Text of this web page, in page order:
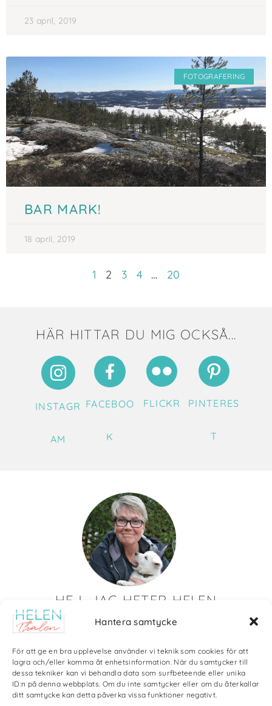
Hantera samtycke
För att ge en bra upplevelse använder vi teknik som cookies för att
lagra och/eller komma åt enhetsinformation. När du samtycker till
dessa tekniker kan vi behandla data som surfbeteende eller unika
ID:n på denna webbplats. Om du inte samtycker eller om du återkallar
ditt samtycke kan detta påverka vissa funktioner negativt.
23 april, 2019
FOTOGRAFERING
BAR MARK!
18 april, 2019
1 2 3 4 … 20
HÄR HITTAR DU MIG OCKSÅ...
INSTAGR
AM
FACEBOO
K
FLICKR PINTERES
T
HEJ, JAG HETER HELEN
Det är så roligt att du hittat till mig!
Här visar jag saker som jag skapat av olika slag. Just nu
blir det mycket fotografier och många bilder visar min
kärlek till naturen och min vackra hund. Men också lite
annat pyssel och kreativt som jag ägnar mig åt.